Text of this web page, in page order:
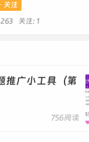
no-repeat;
{
center
100% 100%; /* 确保
关注
263 关注: 1
推广小工具（第
756阅读